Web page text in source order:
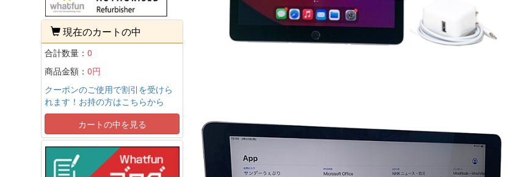
現在のカートの中
合計数量： 0
商品金額： 0円
クーポンのご使用で割引を受けら
れます！お持の方はこちらから
カートの中を見る